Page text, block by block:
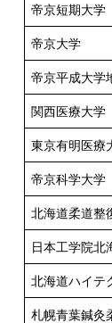
帝京短期大学
帝京大学
帝京平成大学
関西医療大学
東京有明医療
帝京科学大学
北海道柔道整
日本工学院北
北海道ハイテ
札幌青葉鍼灸